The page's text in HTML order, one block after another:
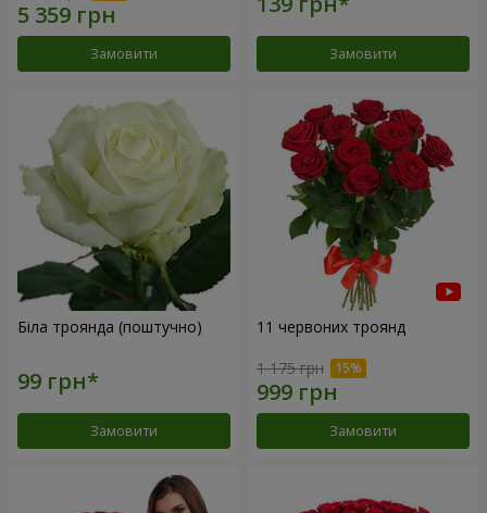
Замовити Замовити
Біла троянда (поштучно)
Замовити
11 червоних троянд
1 175 грн
Замовити